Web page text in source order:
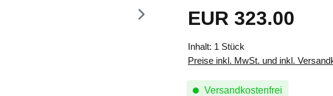
Regulärer Preis:
EUR 323.00
Inhalt: 1 Stück
Preise inkl. MwSt. und inkl.
Versandkostenfrei